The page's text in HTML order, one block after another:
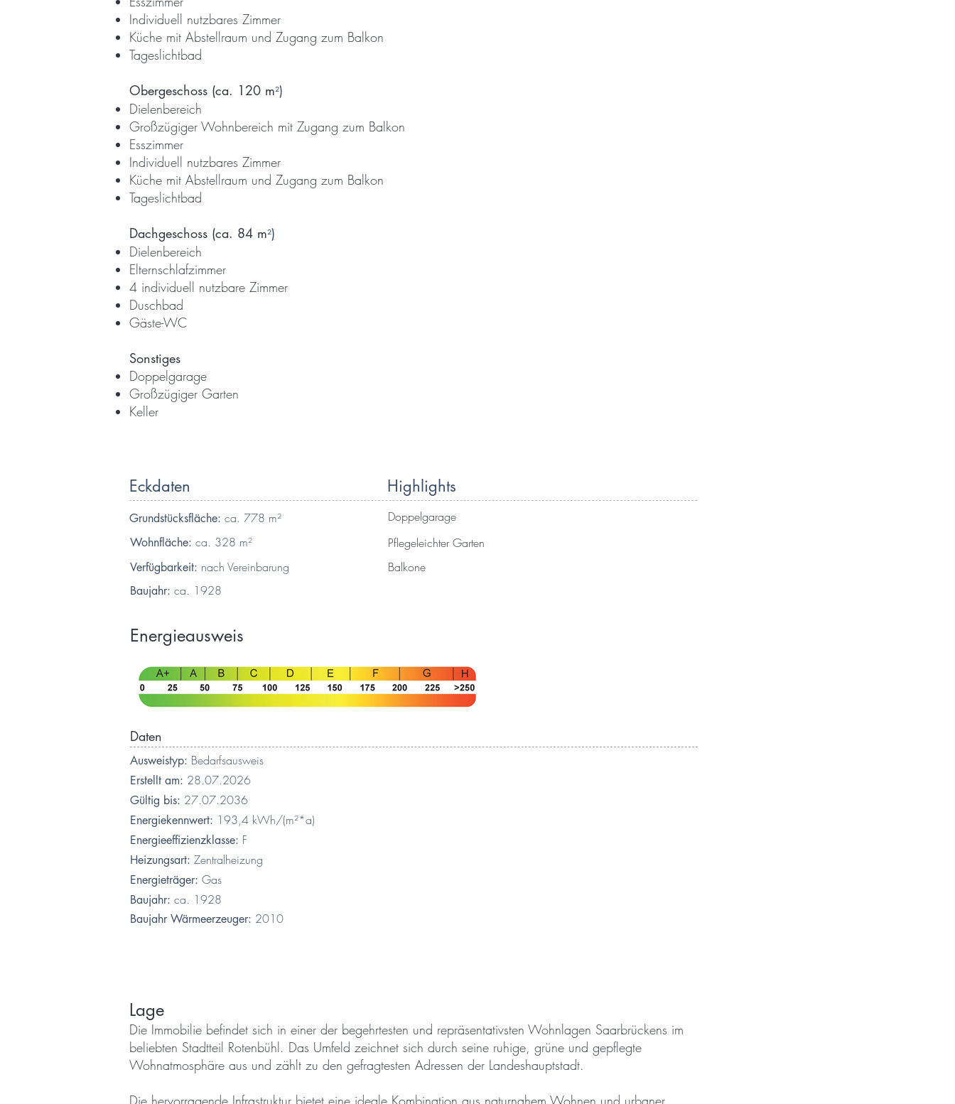
Individuell nutzbares Zimmer
Küche mit Abstellraum und Zugang zum Balkon
Tageslichtbad
Obergeschoss (ca. 120 m²)
Dielenbereich
Großzügiger Wohnbereich mit Zugang zum Balkon
Esszimmer
Individuell nutzbares Zimmer
Küche mit Abstellraum und Zugang zum Balkon
Tageslichtbad
Dachgeschoss (ca. 84 m²)
Dielenbereich
Elternschlafzimmer
4 individuell nutzbare Zimmer
Duschbad
Gäste-WC
Sonstiges
Doppelgarage
Großzügiger Garten
Keller
Eckdaten Highlights
Grundstücksfläche: ca. 778 m²
Wohnfläche: ca. 328 m²
Verfügbarkeit: nach Vereinbarung
Doppelgarage
Pflegeleichter Garten
Balkone
Baujahr: ca. 1928
Energieausweis
Daten
Ausweistyp: Bedarfsausweis
Erstellt am: 28.07.2026
Gültig bis: 27.07.2036
Energiekennwert: 193,4 kWh/(m²*a)
Energieeffizienzklasse: F
Heizungsart: Zentralheizung
Energieträger: Gas
Baujahr: ca. 1928
Baujahr Wärmeerzeuger: 2010
Lage
Die Immobilie befindet sich in einer der begehrtesten und repräsentativsten Wohnlagen Saarbrückens im
beliebten Stadtteil Rotenbühl. Das Umfeld zeichnet sich durch seine ruhige, grüne und gepflegte
Wohnatmosphäre aus und zählt zu den gefragtesten Adressen der Landeshauptstadt.
Die hervorragende Infrastruktur bietet eine ideale Kombination aus naturnahem Wohnen und urbaner